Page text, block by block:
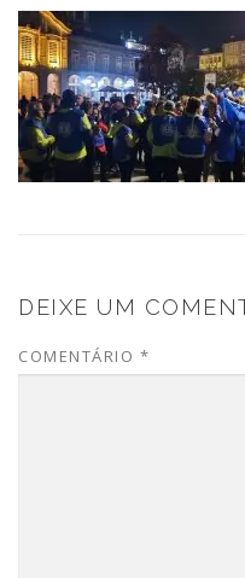
DEIXE UM
COMENTÁRIO *